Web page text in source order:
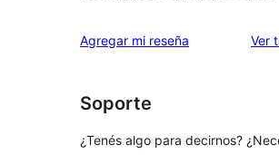
Agregar mi reseña Ver
Soporte
¿Tenés algo para decirnos?